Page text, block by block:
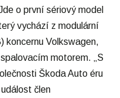
o první sériový model
vychází z modulární
koncernu Volkswagen,
motorem. „S
Škoda Auto éru
člen